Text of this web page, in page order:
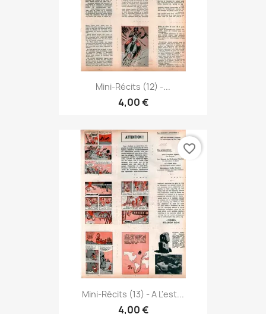
Mini-Récits (12) -...
4,00 €
Mini-Récits (13) - A L'est...
4,00 €
favorite_border